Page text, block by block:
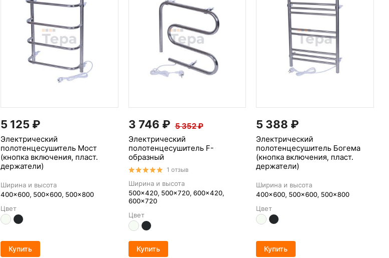
5 125 ₽
Электрический
полотенцесушитель Мост
(кнопка включения, пласт.
держатели)
Ширина и высота
400x600, 500x600, 500x800
Цвет
Купить
3 746 ₽ 5 352₽
Электрический
полотенцесушитель F-
образный
1 отзыв
Ширина и высота
500x420, 500x720, 600x420,
600x720
Цвет
Купить
5 388 ₽
Электрический
полотенцесушитель Богема
(кнопка включения, пласт.
держатели)
Ширина и высота
400x600, 500x600, 500x800
Цвет
Купить